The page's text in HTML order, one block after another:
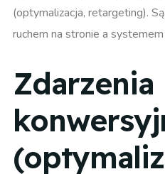
(optymalizacja, retargeting).
ruchem na stronie a
Zdarzenia